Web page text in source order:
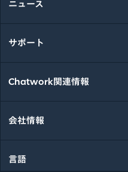
ニュース
サポート
Chatwork関連情報
会社情報
言語